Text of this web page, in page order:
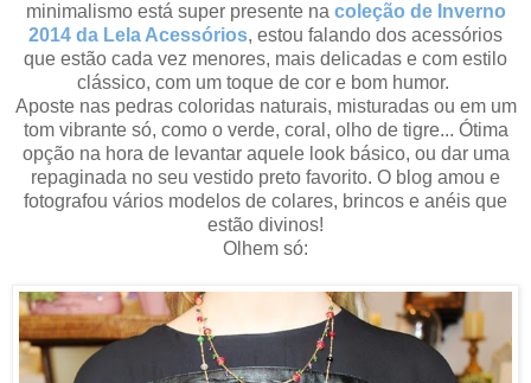
minimalismo está super presente na coleção de Inverno
2014 da Lela Acessórios, estou falando dos acessórios
que estão cada vez menores, mais delicadas e com estilo
clássico, com um toque de cor e bom humor.
Aposte nas pedras coloridas naturais, misturadas ou em um
tom vibrante só, como o verde, coral, olho de tigre... Ótima
opção na hora de levantar aquele look básico, ou dar uma
repaginada no seu vestido preto favorito. O blog amou e
fotografou vários modelos de colares, brincos e anéis que
estão divinos!
Olhem só: